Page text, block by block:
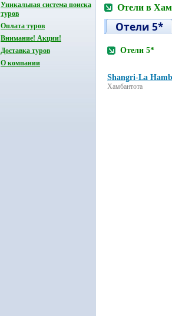
Уникальная система поиска
туров
Оплата туров
Внимание! Акции!
Доставка туров
О компании
Отели в
Отели 5*
Отели 5*
Shangri-La
Хамбантота